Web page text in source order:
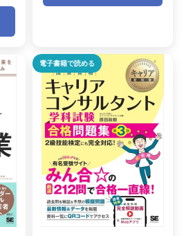
電子書籍で読める